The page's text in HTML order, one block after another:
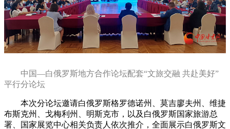
中国—白俄罗斯地方合作论坛配套“文旅交融 共赴美好”
平行分论坛
本次分论坛邀请白俄罗斯格罗德诺州、莫吉廖夫州、维捷
布斯克州、戈梅利州、明斯克市，以及白俄罗斯国家旅游总
署、国家展览中心相关负责人依次推介，全面展示白俄罗斯文